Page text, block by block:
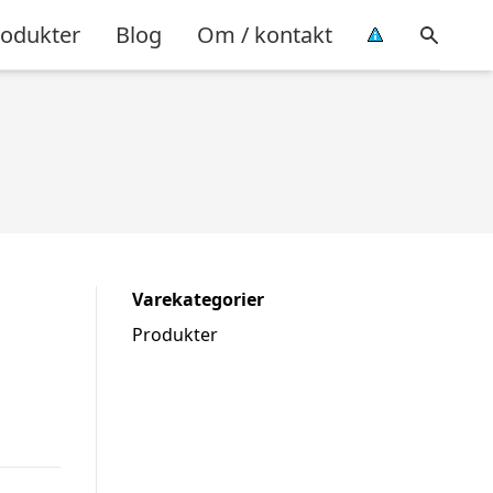
Blog Om / kontakt
Varekategorier
Produkter